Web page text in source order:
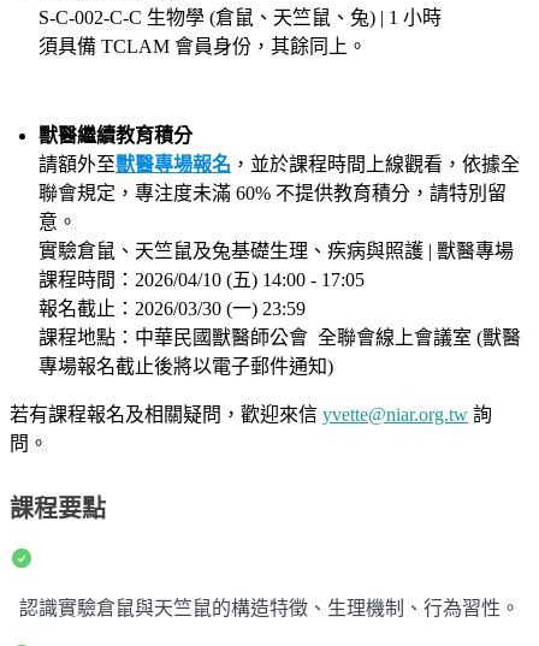
S-C-002-C-C 生物學 (倉鼠、天竺鼠、兔) | 1 小時
須具備 TCLAM 會員身份，其餘同上。
獸醫繼續教育積分
請額外至獸醫專場報名 ，並於課程時間上線觀看，依據全
聯會規定，專注度未滿 60% 不提供教育積分，請特別留
意。
實驗倉鼠、天竺鼠及兔基礎生理、疾病與照護 | 獸醫專場
課程時間：2026/04/10 (五) 14:00 - 17:05
報名截止：2026/03/30 (一) 23:59
課程地點：中華民國獸醫師公會 全聯會線上會議室 (獸醫
專場報名截止後將以電子郵件通知)
若有課程報名及相關疑問，歡迎來信 yvette@niar.org.tw 詢
問。
課程要點
認識實驗倉鼠與天竺鼠的構造特徵、生理機制、行為習性。